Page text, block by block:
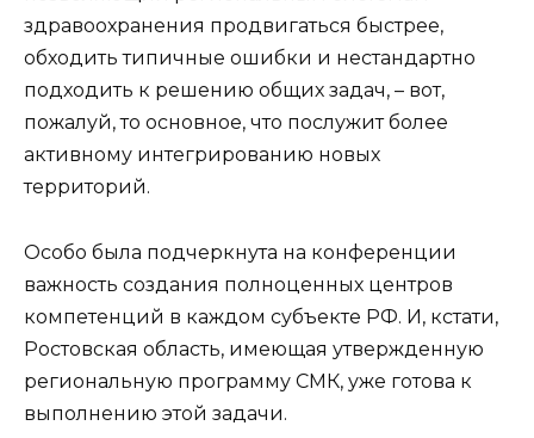
здравоохранения продвигаться быстрее,
обходить типичные ошибки и нестандартно
подходить к решению общих задач, – вот,
пожалуй, то основное, что послужит более
активному интегрированию новых
территорий.
Особо была подчеркнута на конференции
важность создания полноценных центров
компетенций в каждом субъекте РФ. И, кстати,
Ростовская область, имеющая утвержденную
региональную программу СМК, уже готова к
выполнению этой задачи.